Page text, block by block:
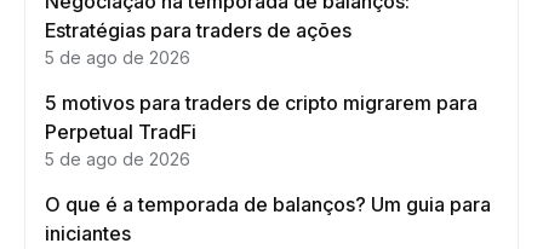
Estratégias para traders de ações
5 de ago de 2026
5 motivos para traders de cripto migrarem para
Perpetual TradFi
5 de ago de 2026
O que é a temporada de balanços? Um guia para
iniciantes